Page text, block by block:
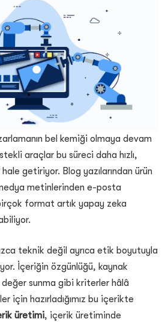
bel kemiği olmaya devam
araçlar bu süreci daha hızlı,
getiriyor. Blog yazılarından ürün
metinlerinden e-posta
format artık yapay zeka
teknik değil ayrıca etik boyutuyla
İçeriğin özgünlüğü, kaynak
değer sunma gibi kriterler hâlâ
için hazırladığımız bu içerikte
üretimi, içerik üretiminde